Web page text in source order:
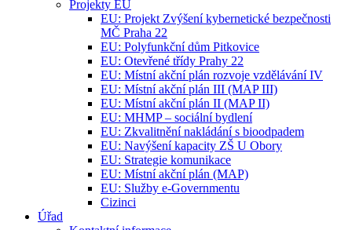
Projekty EU
EU: Projekt Zvýšení kybernetické bezpečnosti
MČ Praha 22
EU: Polyfunkční dům Pitkovice
EU: Otevřené třídy Prahy 22
EU: Místní akční plán rozvoje vzdělávání IV
EU: Místní akční plán III (MAP III)
EU: Místní akční plán II (MAP II)
EU: MHMP – sociální bydlení
EU: Zkvalitnění nakládání s bioodpadem
EU: Navýšení kapacity ZŠ U Obory
EU: Strategie komunikace
EU: Místní akční plán (MAP)
EU: Služby e-Governmentu
Cizinci
Úřad